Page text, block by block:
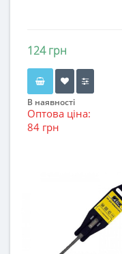
124 грн
В наявності
Оптова ціна:
84 грн